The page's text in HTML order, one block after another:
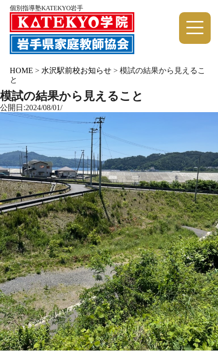
個別指導塾KATEKYO岩手
HOME > 水沢駅前校お知らせ > 模試の結果から見えるこ
と
模試の結果から見えること
公開日:2024/08/01/